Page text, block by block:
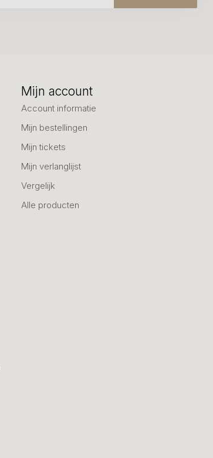
Mijn account
Account informatie
Mijn bestellingen
Mijn tickets
Mijn verlanglijst
Vergelijk
Alle producten